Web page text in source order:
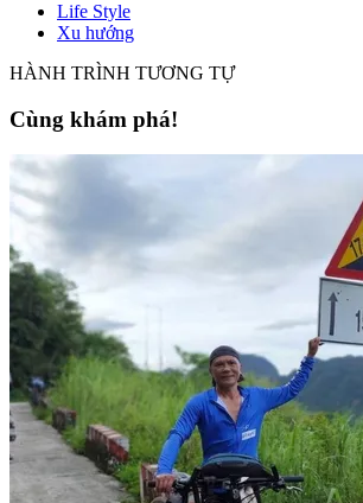
Life Style
Xu hướng
HÀNH TRÌNH TƯƠNG TỰ
Cùng khám phá!